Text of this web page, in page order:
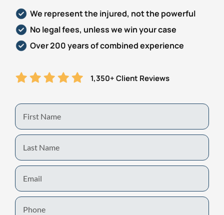
We represent the injured, not the powerful
No legal fees, unless we win your case
Over 200 years of combined experience
1,350+ Client Reviews
First
Name
Last
Name
Email
Phone